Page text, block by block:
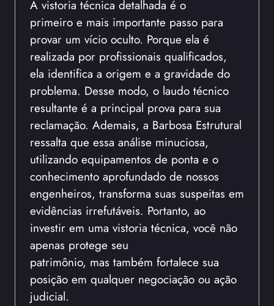
A vistoria técnica detalhada é o
primeiro e mais importante passo para
provar um vício oculto. Porque ela é
realizada por profissionais qualificados,
ela identifica a origem e a gravidade do
problema. Desse modo, o laudo técnico
resultante é a principal prova para sua
reclamação. Ademais, a Barbosa Estrutural
ressalta que essa análise minuciosa,
utilizando equipamentos de ponta e o
conhecimento aprofundado de nossos
engenheiros, transforma suas suspeitas em
evidências irrefutáveis. Portanto, ao
investir em uma vistoria técnica, você não
apenas protege seu
patrimônio, mas também fortalece sua
posição em qualquer negociação ou ação
judicial.